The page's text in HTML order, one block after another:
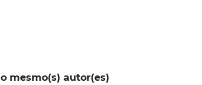
mesmo(s) autor(es)